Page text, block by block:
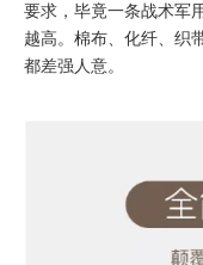
要求，毕竟一条战术军
越高。棉布、化纤、织
都差强人意。